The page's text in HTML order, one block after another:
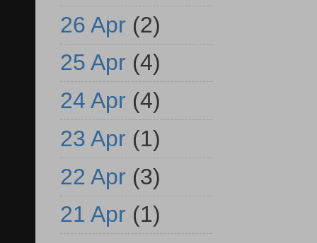
26 Apr (2)
25 Apr (4)
24 Apr (4)
23 Apr (1)
22 Apr (3)
21 Apr (1)